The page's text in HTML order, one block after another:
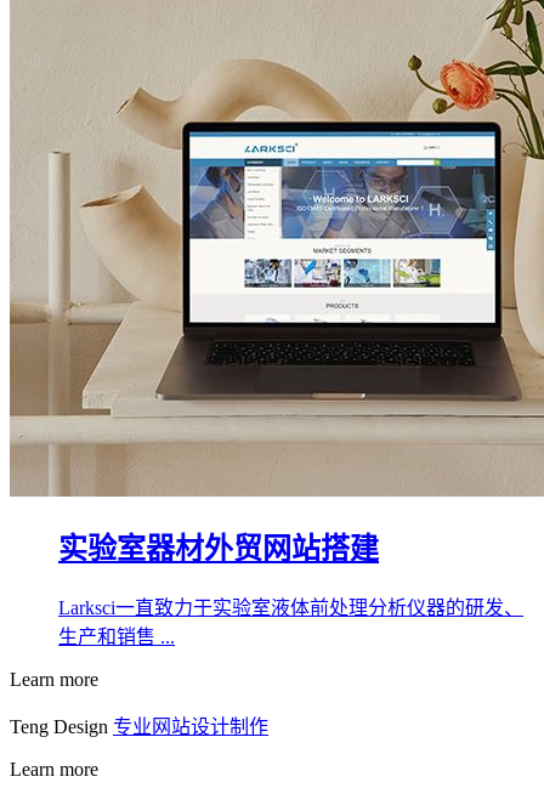
实验室器材外贸网站搭建
Larksci一直致力于实验室液体前处理分析仪器的研发、
生产和销售 ...
Learn more
Teng Design 专业网站设计制作
Learn more